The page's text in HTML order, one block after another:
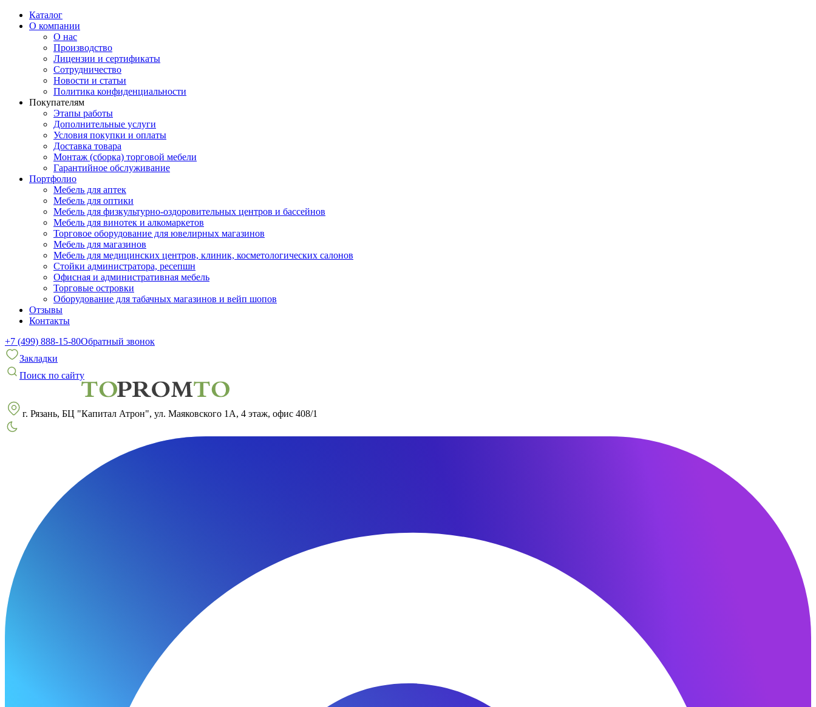
Каталог
О компании
О нас
Производство
Лицензии и сертификаты
Сотрудничество
Новости и статьи
Политика конфиденциальности
Покупателям
Этапы работы
Дополнительные услуги
Условия покупки и оплаты
Доставка товара
Монтаж (сборка) торговой мебели
Гарантийное обслуживание
Портфолио
Мебель для аптек
Мебель для оптики
Мебель для физкультурно-оздоровительных центров и бассейнов
Мебель для винотек и алкомаркетов
Торговое оборудование для ювелирных магазинов
Мебель для магазинов
Мебель для медицинских центров, клиник, косметологических салонов
Стойки администратора, ресепшн
Офисная и административная мебель
Торговые островки
Оборудование для табачных магазинов и вейп шопов
Отзывы
Контакты
+7 (499) 888-15-80Обратный звонок
Закладки
Поиск по сайту
г. Рязань, БЦ "Капитал Атрон", ул. Маяковского 1А, 4 этаж, офис 408/1